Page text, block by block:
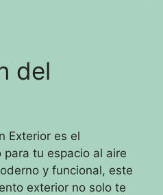
del
Exterior es el
tu espacio al aire
y funcional, este
exterior no solo te